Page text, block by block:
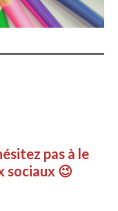
pas à le
sociaux 😉